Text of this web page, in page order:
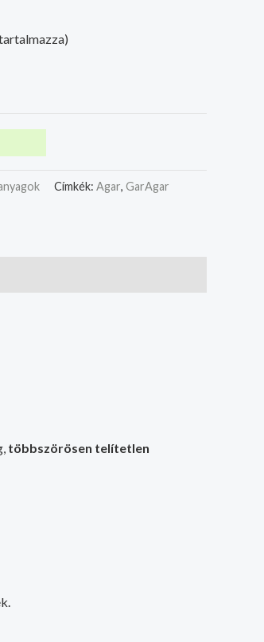
Címkék: Agar, GarAgar
többszörösen telítetlen